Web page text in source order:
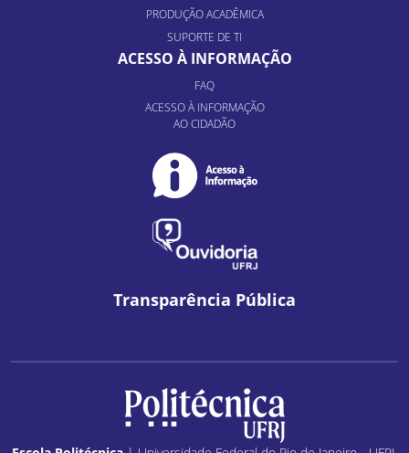
PRODUÇÃO ACADÊMICA
SUPORTE DE TI
ACESSO À INFORMAÇÃO
FAQ
ACESSO À INFORMAÇÃO
AO CIDADÃO
Transparência Pública